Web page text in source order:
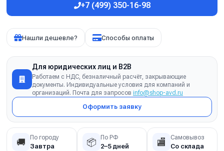
+7 (499) 350-16-98
Нашли дешевле? Способы оплаты
Для юридических лиц и B2B
Работаем с НДС, безналичный расчёт, закрывающие
документы. Индивидуальные условия для компаний и
организаций. Почта для запросов info@shop-avd.ru
Оформить заявку
🚚 По городу
Завтра 📦 По РФ
2–5 дней 🏬 Самовывоз
Со склада